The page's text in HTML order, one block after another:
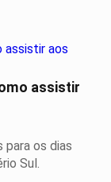
assistir
para os dias
Sul.